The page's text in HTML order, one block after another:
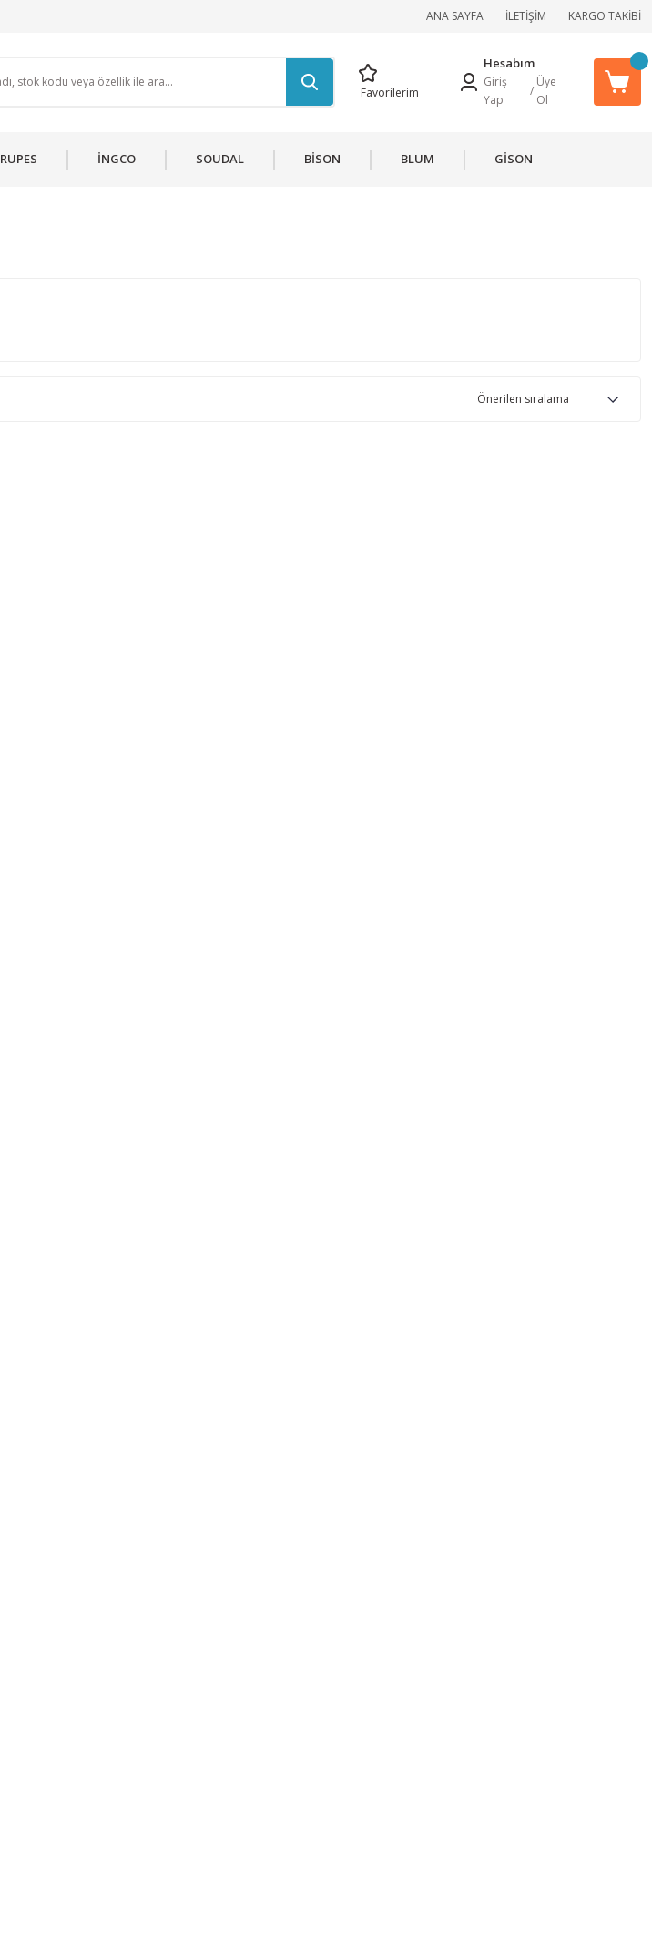
ANA SAYFA İLETİŞİM KARGO TAKİBİ
Favorilerim
Hesabım
Giriş
Yap
/
Üye
Ol
RUPES İNGCO SOUDAL BİSON BLUM GİSON